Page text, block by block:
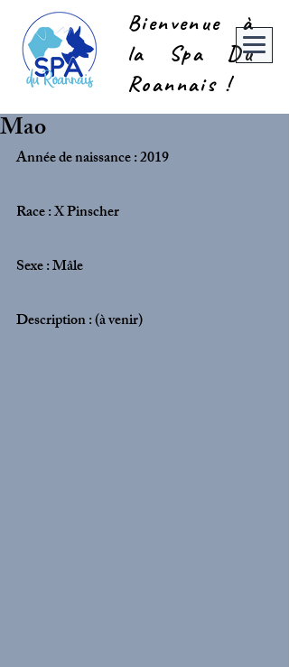
Bienvenue à
la Spa Du
Roannais !
Mao
Année de naissance : 2019
Race : X Pinscher
Sexe : Mâle
Description : (à venir)